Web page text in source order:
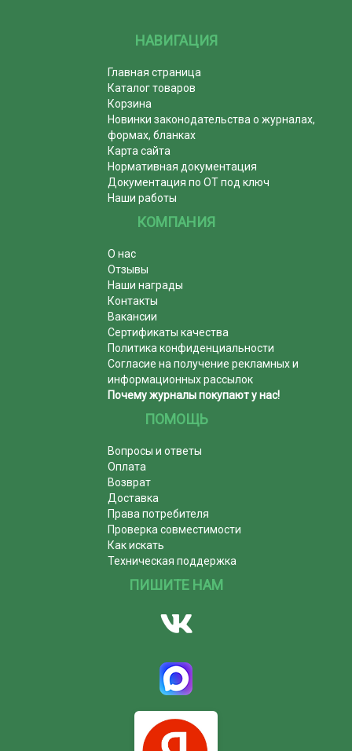
НАВИГАЦИЯ
Главная страница
Каталог товаров
Корзина
Новинки законодательства о журналах,
формах, бланках
Карта сайта
Нормативная документация
Документация по ОТ под ключ
Наши работы
КОМПАНИЯ
О нас
Отзывы
Наши награды
Контакты
Вакансии
Сертификаты качества
Политика конфиденциальности
Согласие на получение рекламных и
информационных рассылок
Почему журналы покупают у нас!
ПОМОЩЬ
Вопросы и ответы
Оплата
Возврат
Доставка
Права потребителя
Проверка совместимости
Как искать
Техническая поддержка
ПИШИТЕ НАМ